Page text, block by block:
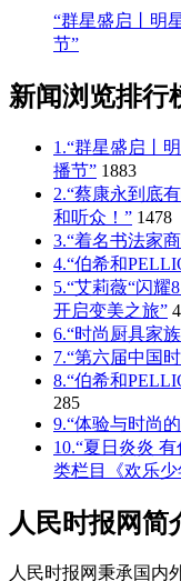
“群星盛启丨明
节”
新闻浏览排行
1.“群星盛启丨
播节” 1883
2.“蔡康永到底
和听众！” 1478
3.“着名书法家
4.“伯希和
5.“艾莉薇“闪耀
开启变美之旅”
6.“时尚厨具家
7.“第六届中国
8.“伯希和
285
9.“体验与时尚
10.“夏日炎炎
类栏目《欢乐少
人民时报网简
人民时报网秉承国内